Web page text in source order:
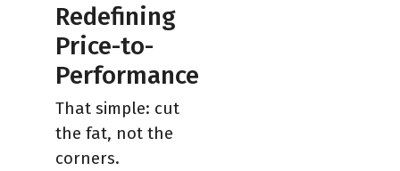
Redefining
Price-to-
Performance
That simple: cut
the fat, not the
corners.